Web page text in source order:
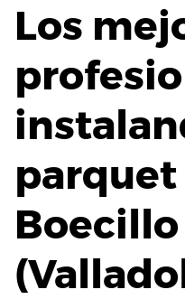
Los
parquet
Boecillo